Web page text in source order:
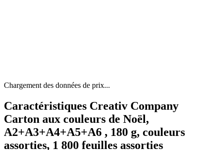
Chargement des données de prix...
Caractéristiques Creativ Company
Carton aux couleurs de Noël,
A2+A3+A4+A5+A6 , 180 g, couleurs
assorties, 1 800 feuilles assorties